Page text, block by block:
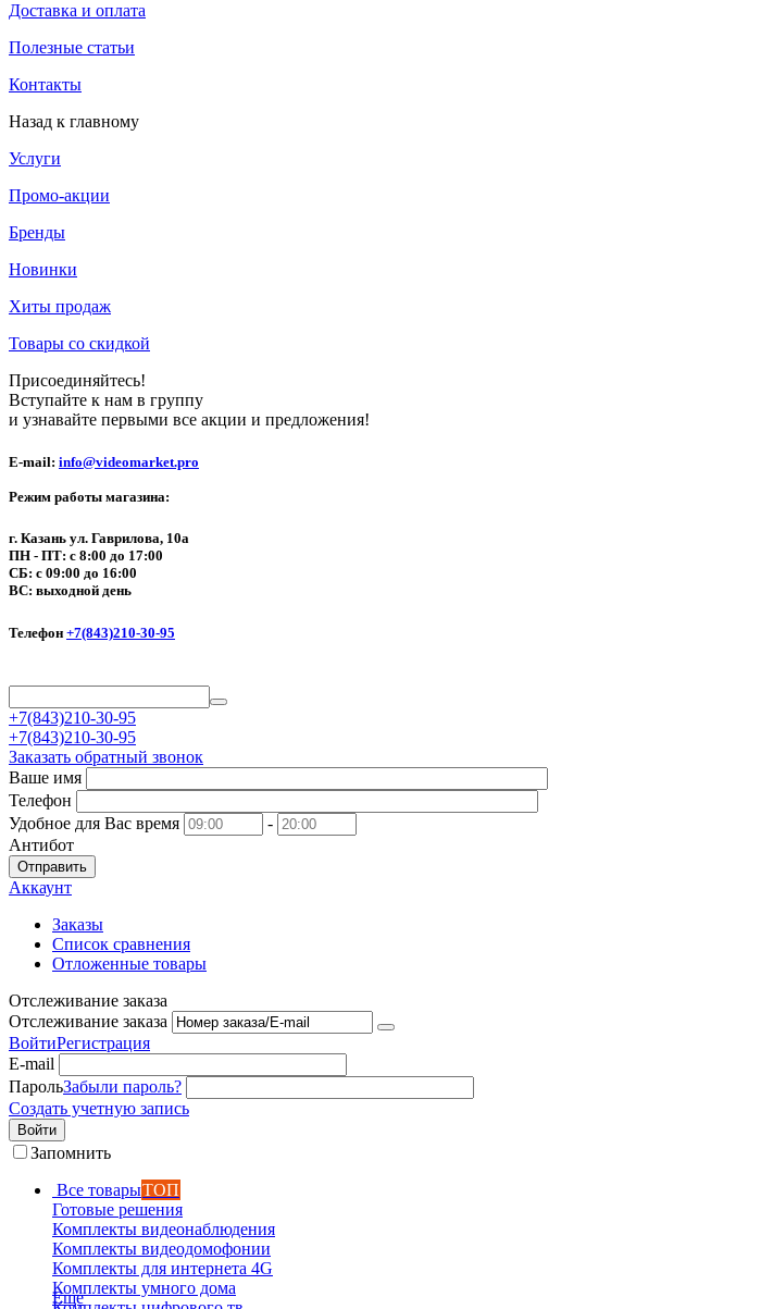
Доставка и оплата
Полезные статьи
Контакты
Назад к главному
Услуги
Промо-акции
Бренды
Новинки
Хиты продаж
Товары со скидкой
Присоединяйтесь!
Вступайте к нам в группу
и узнавайте первыми все акции и предложения!
E-mail: info@videomarket.pro
Режим работы магазина:
г. Казань ул. Гаврилова, 10а
ПН - ПТ: с 8:00 до 17:00
СБ: с 09:00 до 16:00
ВС: выходной день
Телефон +7(843)210-30-95
+7(843)210-30-95
+7(843)210-30-95
Заказать обратный звонок
Ваше имя
Телефон
Удобное для Вас время
-
Антибот
Отправить
Аккаунт
Заказы
Список сравнения
Отложенные товары
Отслеживание заказа
Отслеживание заказа
ВойтиРегистрация
E-mail
ПарольЗабыли пароль?
Создать учетную запись
Войти
Запомнить
Все товарыТОП
Готовые решения
Комплекты видеонаблюдения
Комплекты видеодомофонии
Комплекты для интернета 4G
Комплекты умного дома
Еще